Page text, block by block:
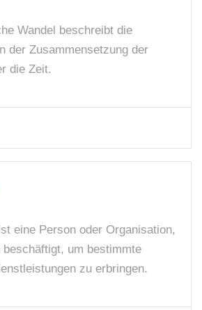
Wandel beschreibt die
der Zusammensetzung der
die Zeit.
eine Person oder Organisation,
um bestimmte
zu erbringen.